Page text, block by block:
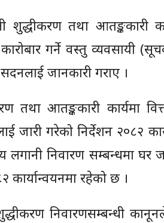
शुद्धीकरण तथा आतङ्ककारी
गर्ने वस्तु व्यवसायी
जानकारी गराए ।
तथा आतङ्ककारी कार्यमा
जारी गरेको निर्देशन २०८२
लगानी निवारण सम्बन्धमा
कार्यान्वयनमा रहेको छ ।
निवारणसम्बन्धी